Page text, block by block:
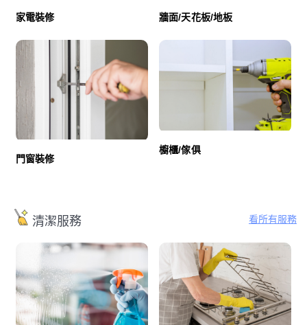
家電裝修 牆面/天花板/地板
門窗裝修
櫥櫃/傢俱
清潔服務 看所有服務